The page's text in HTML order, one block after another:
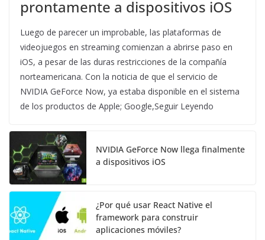
prontamente a dispositivos iOS
Luego de parecer un improbable, las plataformas de
videojuegos en streaming comienzan a abrirse paso en
iOS, a pesar de las duras restricciones de la compañía
norteamericana. Con la noticia de que el servicio de
NVIDIA GeForce Now, ya estaba disponible en el sistema
de los productos de Apple; Google,Seguir Leyendo
NVIDIA GeForce Now llega finalmente
a dispositivos iOS
¿Por qué usar React Native el
framework para construir
aplicaciones móviles?